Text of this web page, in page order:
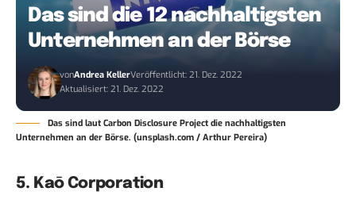
Das sind die 12 nachhaltigsten
Unternehmen an der Börse
vonAndrea KellerVeröffentlicht: 21. Dez. 2022
Aktualisiert: 21. Dez. 2022
Das sind laut Carbon Disclosure Project die nachhaltigsten
Unternehmen an der Börse. (unsplash.com / Arthur Pereira)
5. Kaō Corporation